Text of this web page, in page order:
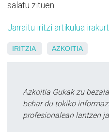
salatu zituen...
Jarraitu iritzi artikulua
IRITZIA AZKOITIA
Azkoitia Gukak zu
behar du tokiko
profesionalean lantzen